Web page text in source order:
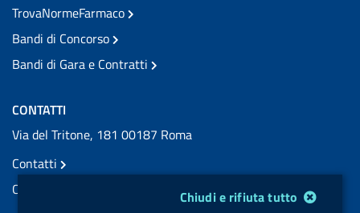
Chiudi e rifiuta tutto
TrovaNormeFarmaco
Bandi di Concorso
Bandi di Gara e Contratti
CONTATTI
Via del Tritone, 181 00187 Roma
Contatti
Contatti PEC